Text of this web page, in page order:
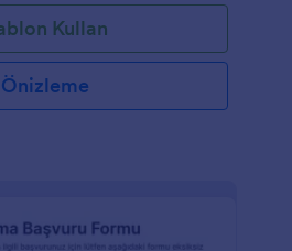
Kullan
Önizleme